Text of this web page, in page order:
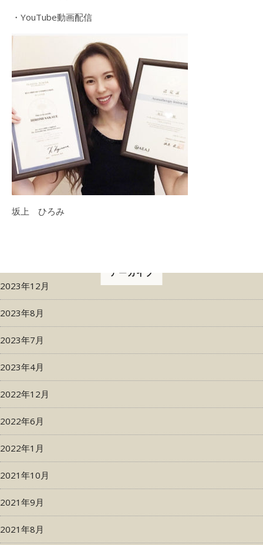
・YouTube動画配信
坂上 ひろみ
アーカイブ
2023年12月
2023年8月
2023年7月
2023年4月
2022年12月
2022年6月
2022年1月
2021年10月
2021年9月
2021年8月